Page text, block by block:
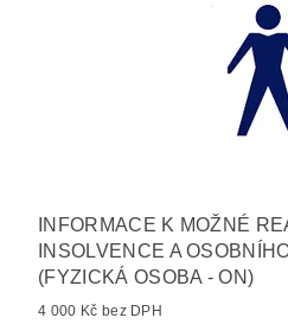
INFORMACE K MOŽNÉ
INSOLVENCE A
(FYZICKÁ OSOBA - ON)
4 000 Kč bez DPH